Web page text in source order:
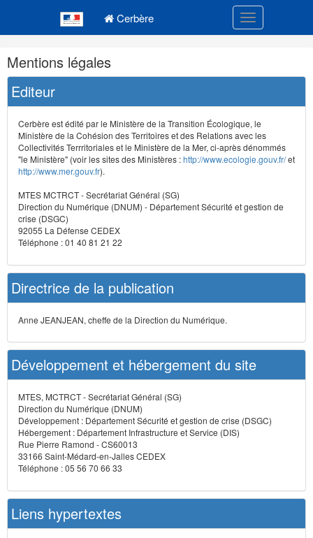
Cerbère Toggle
Navigation
et
outils
annexes
Mentions légales
Editeur
Cerbère est édité par le Ministère de la Transition Écologique, le
Ministère de la Cohésion des Territoires et des Relations avec les
Collectivités Terrritoriales et le Ministère de la Mer, ci-après dénommés
"le Ministère" (voir les sites des Ministères :http://www.ecologie.gouv.fr/et
http://www.mer.gouv.fr).
MTES MCTRCT - Secrétariat Général (SG)
Direction du Numérique (DNUM) - Département Sécurité et gestion de
crise (DSGC)
92055 La Défense CEDEX
Téléphone : 01 40 81 21 22
Directrice de la publication
Anne JEANJEAN, cheffe de la Direction du Numérique.
Développement et hébergement du site
MTES, MCTRCT - Secrétariat Général (SG)
Direction du Numérique (DNUM)
Développement : Département Sécurité et gestion de crise (DSGC)
Hébergement : Département Infrastructure et Service (DIS)
Rue Pierre Ramond - CS60013
33166 Saint-Médard-en-Jalles CEDEX
Téléphone : 05 56 70 66 33
Liens hypertextes